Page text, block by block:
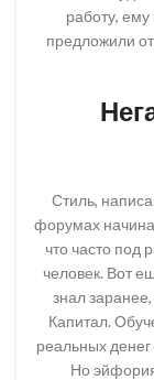
работу,
предложили
Стиль,
форумах
что часто под
человек. Вот
знал
Капитал.
реальных
Но